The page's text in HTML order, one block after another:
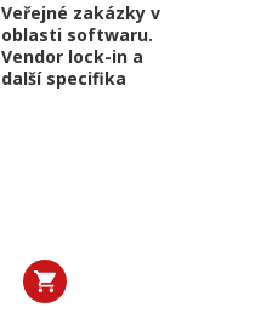
Veřejné zakázky v
oblasti softwaru.
Vendor lock-in a
další specifika